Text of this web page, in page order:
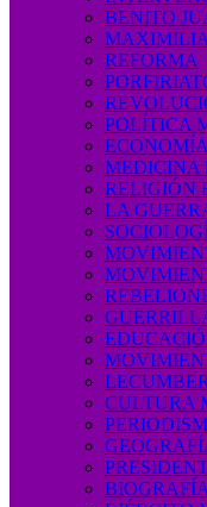
BENITO
REFORMA
POLÍTICA
MEDICINA
RELIGIÓN
LA
CULTURA